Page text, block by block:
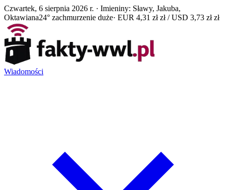
Czwartek, 6 sierpnia 2026 r. · Imieniny: Sławy, Jakuba,
Oktawiana24° zachmurzenie duże· EUR 4,31 zł zł / USD 3,73 zł zł
Wiadomości